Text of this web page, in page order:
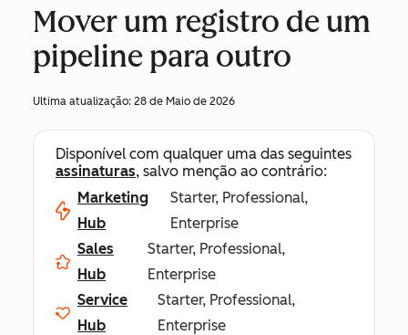
Mover um registro de um
pipeline para outro
Ultima atualização: 28 de Maio de 2026
Disponível com qualquer uma das seguintes
assinaturas, salvo menção ao contrário:
Marketing
Hub
Starter, Professional,
Enterprise
Sales
Hub
Starter, Professional,
Enterprise
Service
Hub
Starter, Professional,
Enterprise